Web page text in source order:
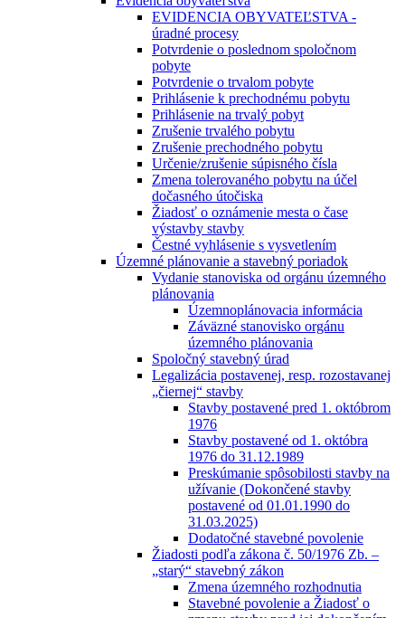
EVIDENCIA OBYVATEĽSTVA -
úradné procesy
Potvrdenie o poslednom spoločnom
pobyte
Potvrdenie o trvalom pobyte
Prihlásenie k prechodnému pobytu
Prihlásenie na trvalý pobyt
Zrušenie trvalého pobytu
Zrušenie prechodného pobytu
Určenie/zrušenie súpisného čísla
Zmena tolerovaného pobytu na účel
dočasného útočiska
Žiadosť o oznámenie mesta o čase
výstavby stavby
Čestné vyhlásenie s vysvetlením
Územné plánovanie a stavebný poriadok
Vydanie stanoviska od orgánu územného
plánovania
Územnoplánovacia informácia
Záväzné stanovisko orgánu
územného plánovania
Spoločný stavebný úrad
Legalizácia postavenej, resp. rozostavanej
„čiernej“ stavby
Stavby postavené pred 1. októbrom
1976
Stavby postavené od 1. októbra
1976 do 31.12.1989
Preskúmanie spôsobilosti stavby na
užívanie (Dokončené stavby
postavené od 01.01.1990 do
31.03.2025)
Dodatočné stavebné povolenie
Žiadosti podľa zákona č. 50/1976 Zb. –
„starý“ stavebný zákon
Zmena územného rozhodnutia
Stavebné povolenie a Žiadosť o